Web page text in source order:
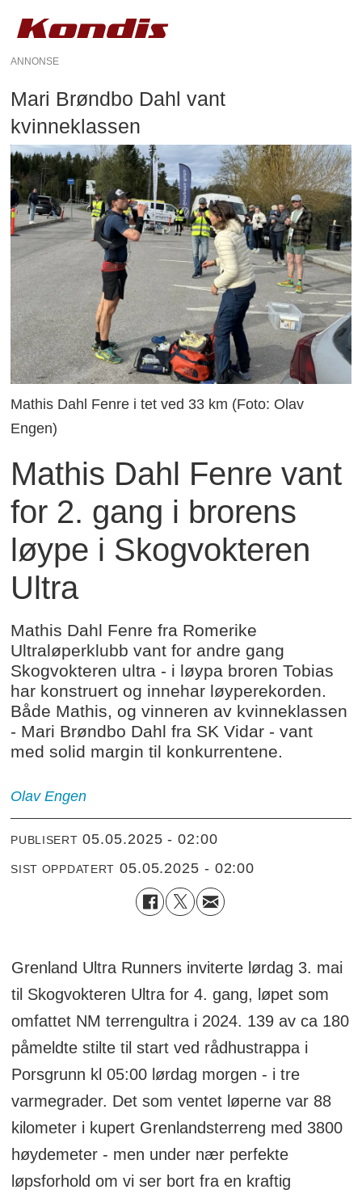
ANNONSE
Mari Brøndbo Dahl vant
kvinneklassen
Mathis Dahl Fenre i tet ved 33 km (Foto: Olav
Engen)
Mathis Dahl Fenre vant
for 2. gang i brorens
løype i Skogvokteren
Ultra
Mathis Dahl Fenre fra Romerike
Ultraløperklubb vant for andre gang
Skogvokteren ultra - i løypa broren Tobias
har konstruert og innehar løyperekorden.
Både Mathis, og vinneren av kvinneklassen
- Mari Brøndbo Dahl fra SK Vidar - vant
med solid margin til konkurrentene.
Olav Engen
PUBLISERT 05.05.2025 - 02:00
SIST OPPDATERT 05.05.2025 - 02:00
Grenland Ultra Runners inviterte lørdag 3. mai
til Skogvokteren Ultra for 4. gang, løpet som
omfattet NM terrengultra i 2024. 139 av ca 180
påmeldte stilte til start ved rådhustrappa i
Porsgrunn kl 05:00 lørdag morgen - i tre
varmegrader. Det som ventet løperne var 88
kilometer i kupert Grenlandsterreng med 3800
høydemeter - men under nær perfekte
løpsforhold om vi ser bort fra en kraftig